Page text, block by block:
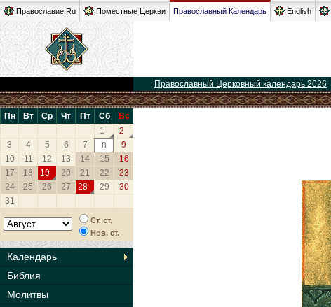
Православие.Ru Поместные Церкви Православный Календарь English
Православный Церковный календарь 2026
Пн Вт Ср Чт Пт Сб
Вс
1
2
3
4 5 6 7 8
9
10
11 12 13 14 15
16
17
18 19 20 21 22
23
24
25 26 27 28 29
30
31
Ст. ст.
Нов. ст.
Календарь
Библия
Молитвы